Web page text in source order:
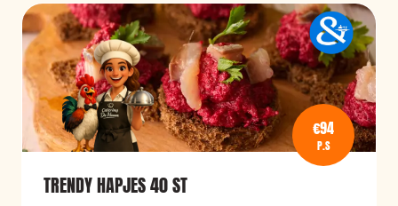
€94
P.S
TRENDY HAPJES 40 ST